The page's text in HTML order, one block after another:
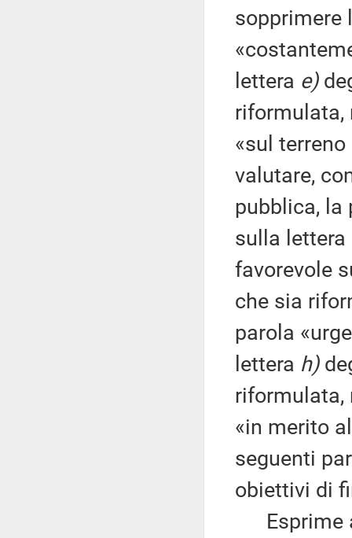
sopprimere
lettera e)
riformulata,
«sul
valutare,
pubblica, la
sulla lettera
favorevole
che sia
parola
lettera h)
riformulata,
«in merito
seguenti
obiettivi di
Esprime